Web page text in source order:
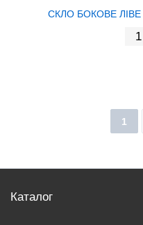
СКЛО БОКОВЕ ЛІВЕ
1
Каталог